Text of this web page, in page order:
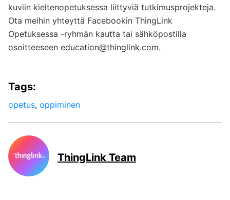
kuviin kieltenopetuksessa liittyviä tutkimusprojekteja.
Ota meihin yhteyttä Facebookin ThingLink
Opetuksessa -ryhmän kautta tai sähköpostilla
osoitteeseen education@thinglink.com.
Tags:
opetus, oppiminen
ThingLink Team